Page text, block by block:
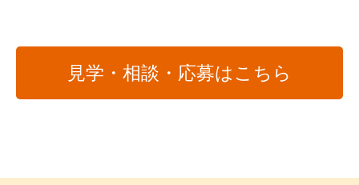
見学・相談・応募はこちら